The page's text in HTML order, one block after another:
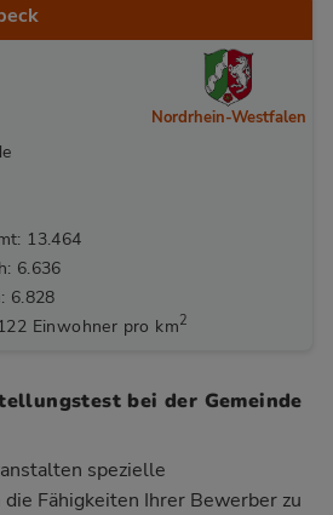
13.464
6.636
6.828
Einwohner pro km2
Nordrhein-Westfalen
bei der Gemeinde
spezielle
Fähigkeiten Ihrer Bewerber zu